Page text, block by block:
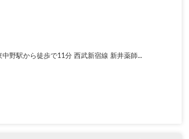
野駅から徒歩で11分 西武新宿線 新井薬師...